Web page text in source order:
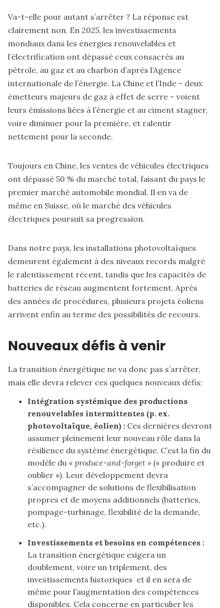
Va-t-elle pour autant s’arrêter ? La réponse est
clairement non. En 2025, les investissements
mondiaux dans les énergies renouvelables et
l’électrification ont dépassé ceux consacrés au
pétrole, au gaz et au charbon d’après l’Agence
internationale de l’énergie. La Chine et l’Inde – deux
émetteurs majeurs de gaz à effet de serre – voient
leurs émissions liées à l’énergie et au ciment stagner,
voire diminuer pour la première, et ralentir
nettement pour la seconde.
Toujours en Chine, les ventes de véhicules électriques
ont dépassé 50 % du marché total, faisant du pays le
premier marché automobile mondial. Il en va de
même en Suisse, où le marché des véhicules
électriques poursuit sa progression.
Dans notre pays, les installations photovoltaïques
demeurent également à des niveaux records malgré
le ralentissement récent, tandis que les capacités de
batteries de réseau augmentent fortement. Après
des années de procédures, plusieurs projets éoliens
arrivent enfin au terme des possibilités de recours.
Nouveaux défis à venir
La transition énergétique ne va donc pas s’arrêter,
mais elle devra relever ces quelques nouveaux défis:
Intégration systémique des productions
renouvelables intermittentes (p. ex.
photovoltaïque, éolien) : Ces dernières devront
assumer pleinement leur nouveau rôle dans la
résilience du système énergétique. C’est la fin du
modèle du « produce-and-forget » (« produire et
oublier »). Leur développement devra
s’accompagner de solutions de flexibilisation
propres et de moyens additionnels (batteries,
pompage-turbinage, flexibilité de la demande,
etc.).
Investissements et besoins en compétences :
La transition énergétique exigera un
doublement, voire un triplement, des
investissements historiques et il en sera de
même pour l’augmentation des compétences
disponibles. Cela concerne en particulier les